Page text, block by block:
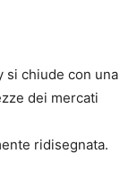
si chiude con una
dei mercati
ridisegnata.